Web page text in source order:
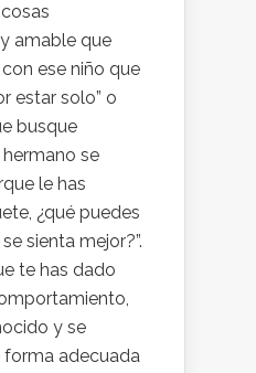
amable que
ese niño que
estar solo” o
busque
hermano se
le has
¿qué puedes
sienta mejor?”.
te has dado
y se
adecuada